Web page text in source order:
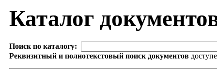
Каталог
Поиск по каталогу:
Реквизитный и полнотекстовый поиск документов